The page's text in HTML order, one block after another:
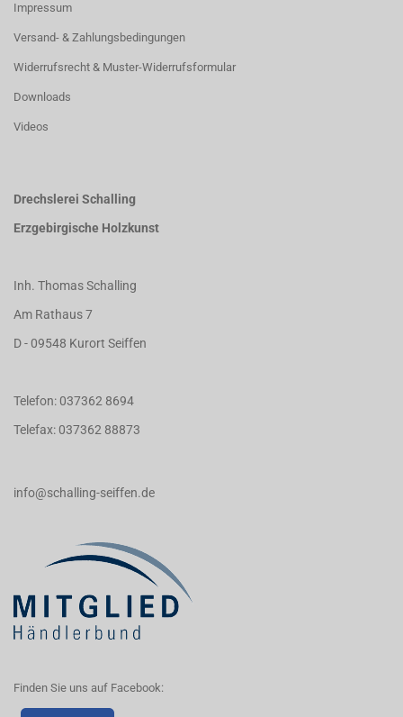
Impressum
Versand- & Zahlungsbedingungen
Widerrufsrecht & Muster-Widerrufsformular
Downloads
Videos
Drechslerei Schalling
Erzgebirgische Holzkunst
Inh. Thomas Schalling
Am Rathaus 7
D - 09548 Kurort Seiffen
Telefon: 037362 8694
Telefax: 037362 88873
info@schalling-seiffen.de
Finden Sie uns auf Facebook: